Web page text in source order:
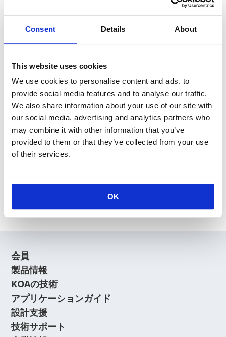
Consent Details About
This website uses cookies
We use cookies to personalise content and ads, to
provide social media features and to analyse our traffic.
We also share information about your use of our site with
our social media, advertising and analytics partners who
may combine it with other information that you’ve
provided to them or that they’ve collected from your use
of their services.
OK
KOAの会員ページでは、回路設計等に​お役立ていただける最新情報
をご提供しております。​会員登録いただいた方には、各種ご案内を
メールにてお届けいたします。
【会員限定コンテンツ】
抵抗器 温度分布シミュレータ
最新技術セミナー動画・資料
KOA Thermal Design Technology
会員登録に関するよくあるご質問はこちら
会員
製品情報
KOAの技術
アプリケーションガイド
設計支援
技術サポート